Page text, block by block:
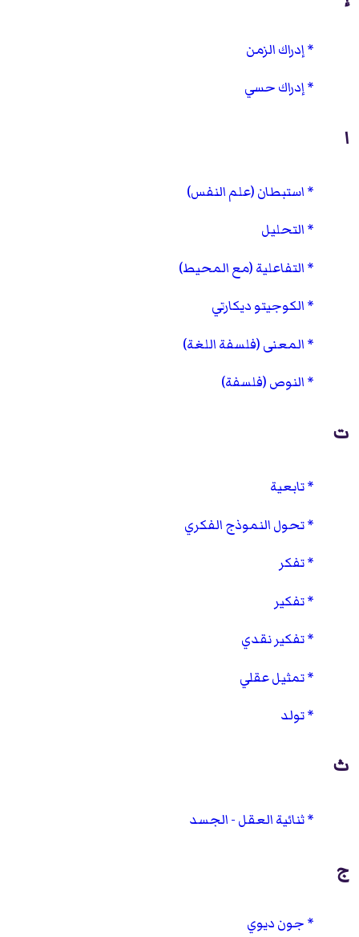
إدراك الزمن
إدراك حسي
ا
استبطان (علم النفس)
التحليل
التفاعلية (مع المحيط)
الكوجيتو ديكارتي
المعنى (فلسفة اللغة)
النوص (فلسفة)
ت
تابعية
تحول النموذج الفكري
تفكر
تفكير
تفكير نقدي
تمثيل عقلي
تولد
ث
ثنائية العقل - الجسد
ج
جون ديوي